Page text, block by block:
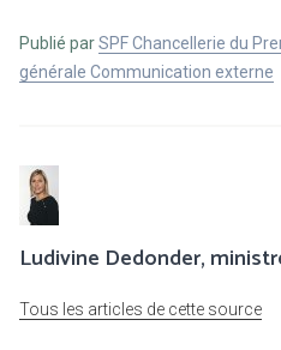
Publié parSPF Chancellerie du
générale Communication externe
Ludivine Dedonder,
Tous les articles de cette source